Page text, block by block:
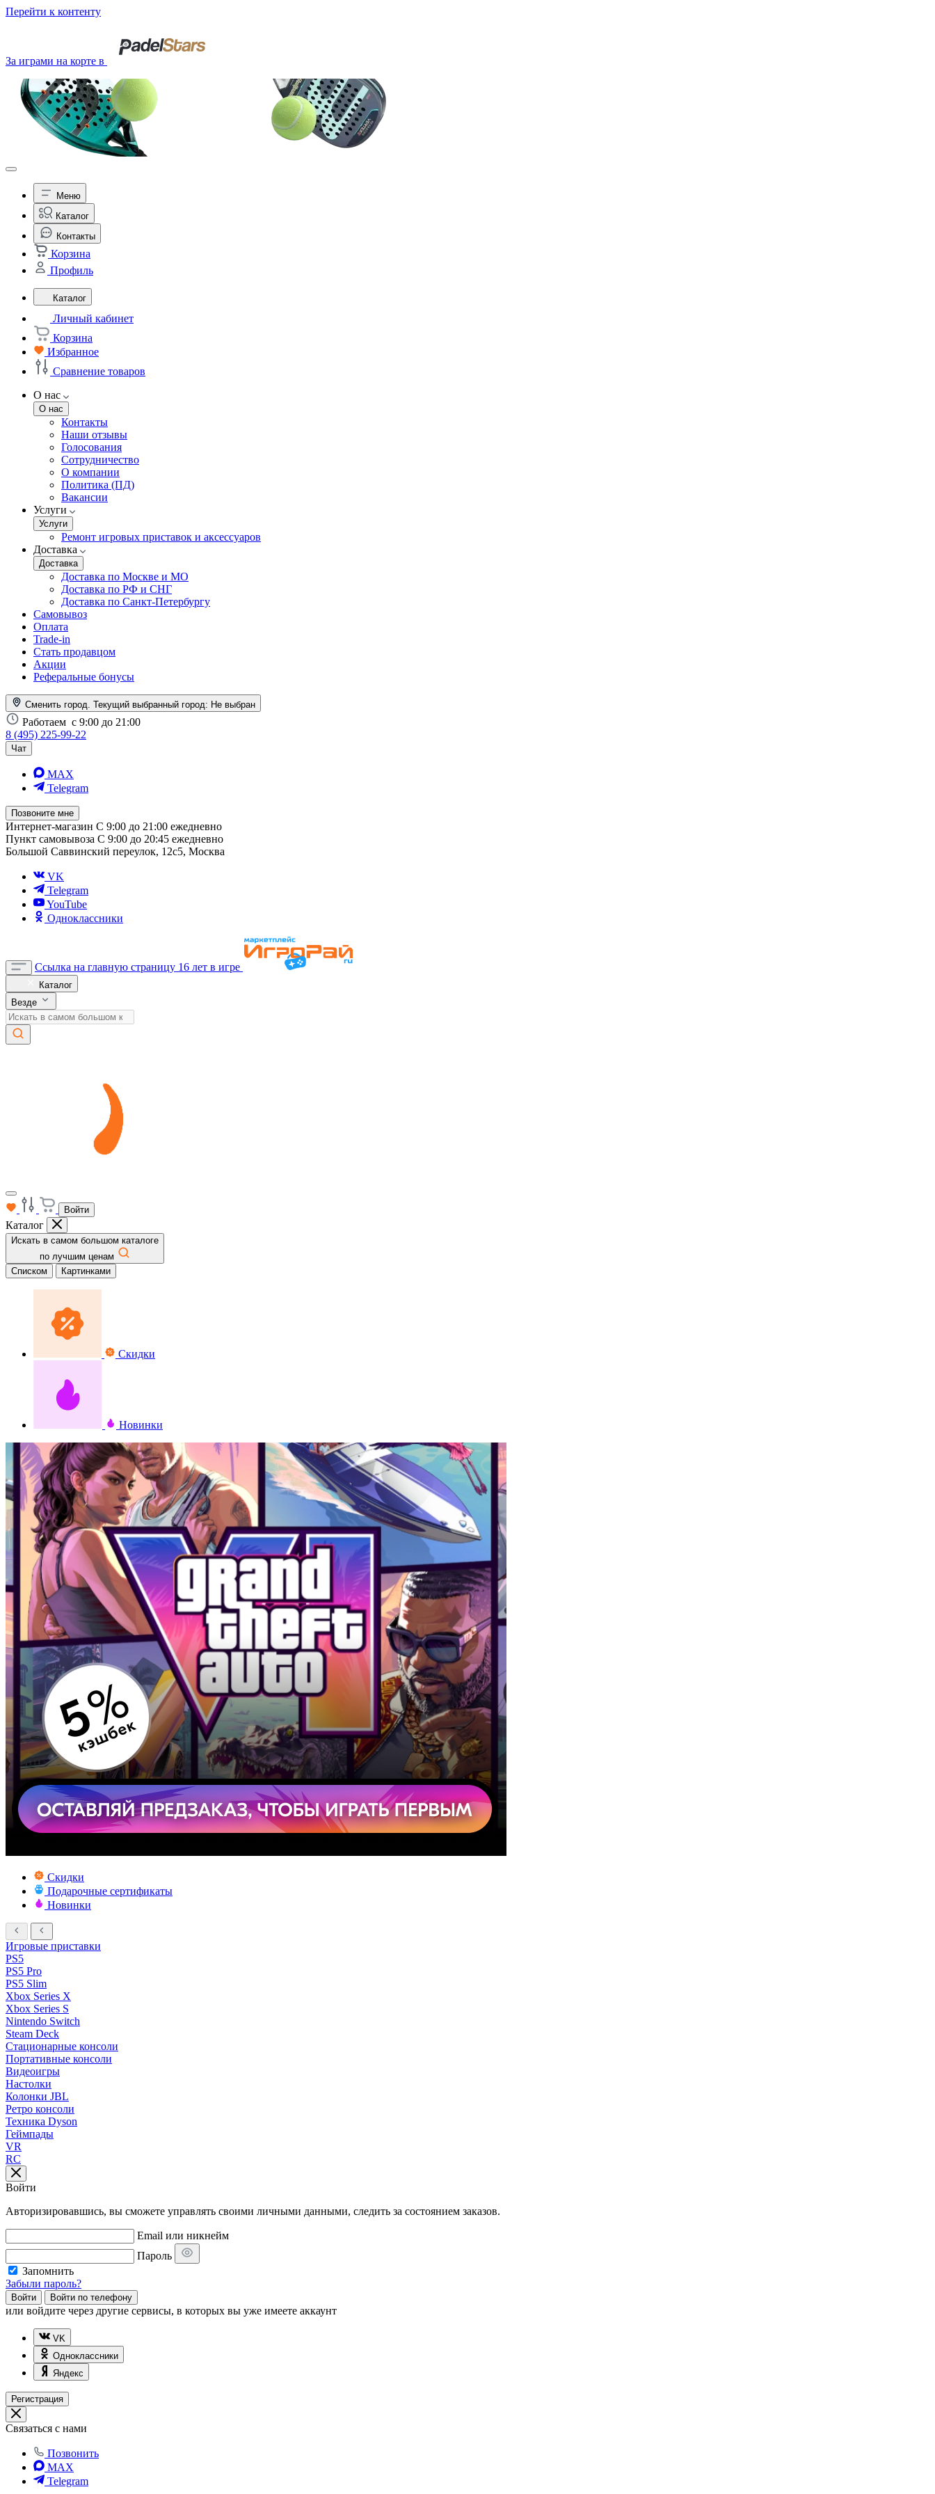
Перейти к контенту
За играми на корте в
Меню
Каталог
Контакты
Корзина
Профиль
Каталог
Личный кабинет
Корзина
Избранное
Сравнение товаров
О нас
О нас
Контакты
Наши отзывы
Голосования
Сотрудничество
О компании
Политика (ПД)
Вакансии
Услуги
Услуги
Ремонт игровых приставок и аксессуаров
Доставка
Доставка
Доставка по Москве и МО
Доставка по РФ и СНГ
Доставка по Санкт-Петербургу
Самовывоз
Оплата
Trade-in
Стать продавцом
Акции
Реферальные бонусы
Сменить город. Текущий выбранный город: Не выбран
Работаем с 9:00 до 21:00
8 (495) 225-99-22
Чат
MAX
Telegram
Позвоните мне
Интернет-магазин С 9:00 до 21:00 ежедневно
Пункт самовывоза С 9:00 до 20:45 ежедневно
Большой Саввинский переулок, 12с5, Москва
VK
Telegram
YouTube
Одноклассники
Ссылка на главную страницу 16 лет в игре
Каталог
Везде
Войти
Каталог
Искать в самом большом каталоге
по лучшим ценам
Списком
Картинками
Скидки
Новинки
Скидки
Подарочные сертификаты
Новинки
Игровые приставки
PS5
PS5 Pro
PS5 Slim
Xbox Series X
Xbox Series S
Nintendo Switch
Steam Deck
Стационарные консоли
Портативные консоли
Видеоигры
Настолки
Колонки JBL
Ретро консоли
Техника Dyson
Геймпады
VR
RC
Войти
Авторизировавшись, вы сможете управлять своими личными данными, следить за состоянием заказов.
Email или никнейм
Пароль
Запомнить
Забыли пароль?
Войти Войти по телефону
или войдите через другие сервисы, в которых вы уже имеете аккаунт
VK
Одноклассники
Яндекс
Регистрация
Связаться с нами
Позвонить
MAX
Telegram